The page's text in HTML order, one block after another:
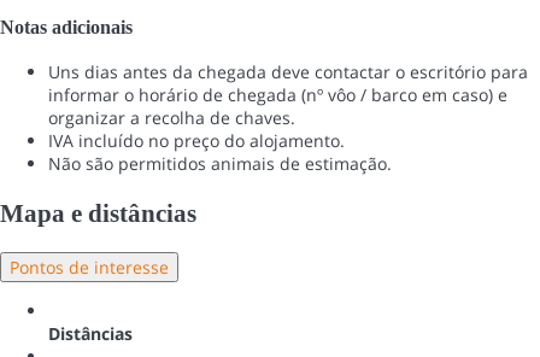
Notas adicionais
Uns dias antes da chegada deve contactar o escritório para
informar o horário de chegada (nº vôo / barco em caso) e
organizar a recolha de chaves.
IVA incluído no preço do alojamento.
Não são permitidos animais de estimação.
Mapa e distâncias
Pontos de interesse
Distâncias